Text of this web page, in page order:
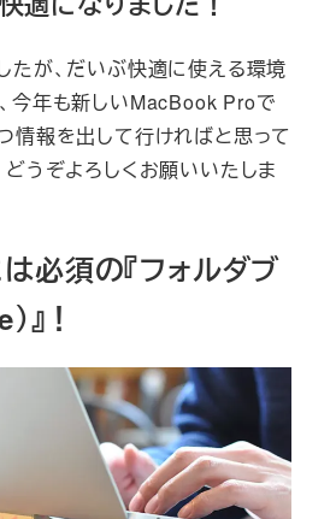
たが、だいぶ快適に使える環境
今年も新しいMacBook Proで
情報を出して行ければと思って
どうぞよろしくお願いいたしま
必須の『フォルダブ
』！